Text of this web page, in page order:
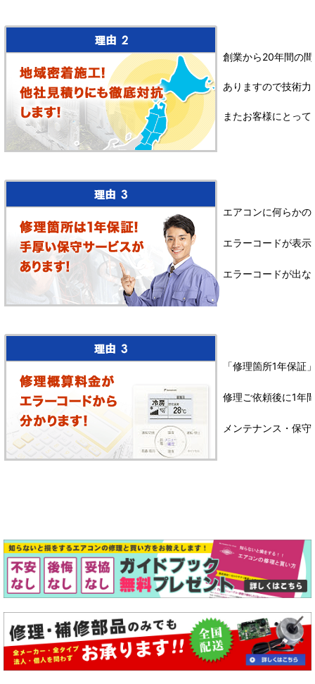
創業から20年間の
ありますので技術
またお客様にとっ
エアコンに何らか
エラーコードが表
エラーコードが出
「修理箇所1年保証
修理ご依頼後に1年
メンテナンス・保